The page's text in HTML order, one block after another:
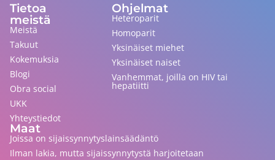
Tietoa
meistä
Meistä
Takuut
Kokemuksia
Blogi
Obra social
UKK
Yhteystiedot
Ohjelmat
Heteroparit
Homoparit
Yksinäiset miehet
Yksinäiset naiset
Vanhemmat, joilla on HIV tai
hepatiitti
Maat
Joissa on sijaissynnytyslainsäädäntö
Ilman lakia, mutta sijaissynnytystä harjoitetaan